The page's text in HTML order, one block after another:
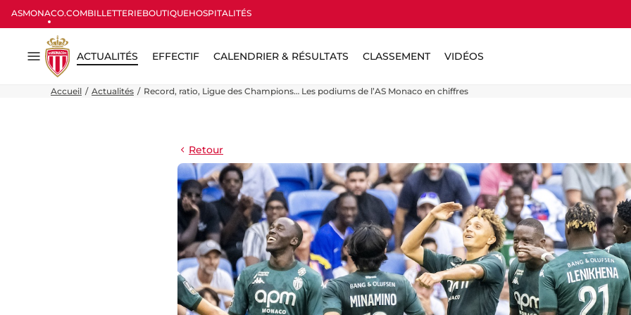
ASMONACO.COMBILLETTERIEBOUTIQUEHOSPITALITÉS
Menu
ACTUALITÉS EFFECTIF CALENDRIER & RÉSULTATS CLASSEMENT VIDÉOS
Accueil Actualités Record, ratio, Ligue des Champions… Les podiums de l’AS Monaco en chiffres
Retour